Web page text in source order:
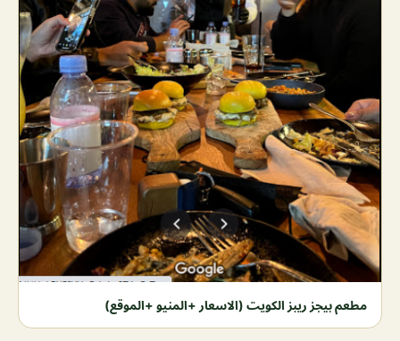
مطعم بيجز ريبز الكويت (الاسعار +المنيو +الموقع)